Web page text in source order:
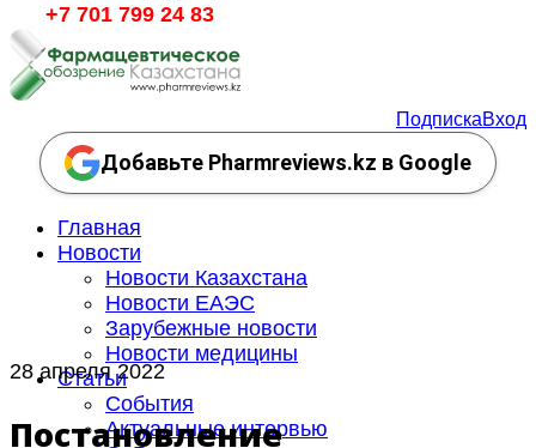
+7 701 799 24 83
ПодпискаВход
Добавьте Pharmreviews.kz в Google
Главная
Новости
Новости Казахстана
Новости ЕАЭС
Зарубежные новости
Новости медицины
Статьи
События
Актуальные интервью
28 апреля 2022
Постановление